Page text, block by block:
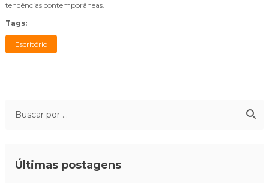
tendências contemporâneas.
Tags:
Escritório
Últimas postagens